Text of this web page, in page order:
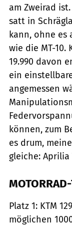
am Zweirad
satt in
kann, ohne es
wie die MT-10.
19.990 davon
ein
angemessen
können, zum
es drum,
gleiche: Aprilia
Platz 1: KTM
möglichen